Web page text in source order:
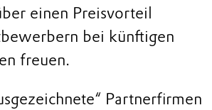
einen Preisvorteil
bei künftigen
freuen.
Partnerfirmen